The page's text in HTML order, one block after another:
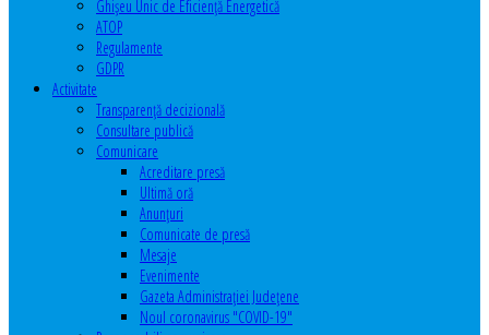
Ghişeu Unic de Eficienţă Energetică
ATOP
Regulamente
GDPR
Activitate
Transparenţă decizională
Consultare publică
Comunicare
Acreditare presă
Ultimă oră
Anunţuri
Comunicate de presă
Mesaje
Evenimente
Gazeta Administraţiei Judeţene
Noul coronavirus "COVID-19"